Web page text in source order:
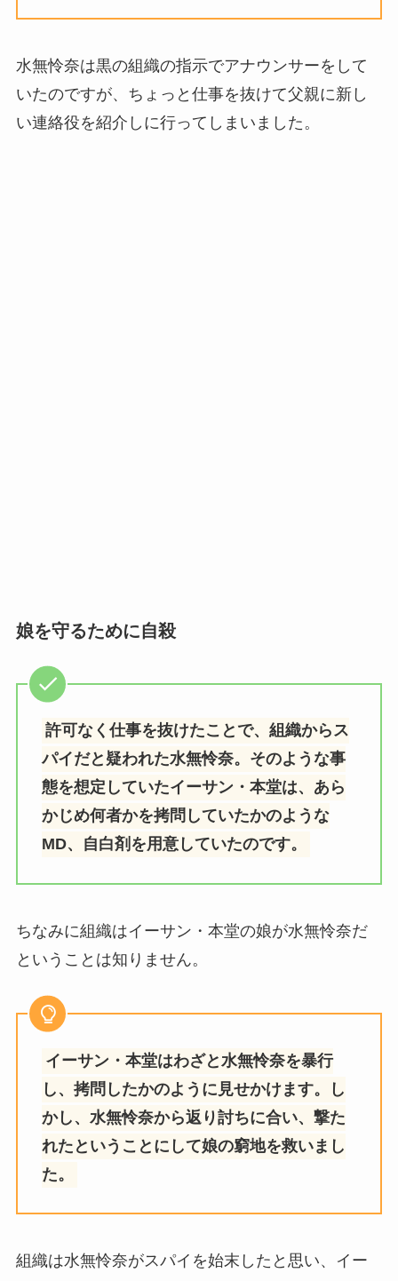
水無怜奈は黒の組織の指示でアナウンサーをして
いたのですが、ちょっと仕事を抜けて父親に新し
い連絡役を紹介しに行ってしまいました。
娘を守るために自殺
許可なく仕事を抜けたことで、組織からス
パイだと疑われた水無怜奈。そのような事
態を想定していたイーサン・本堂は、あら
かじめ何者かを拷問していたかのような
MD、自白剤を用意していたのです。
ちなみに組織はイーサン・本堂の娘が水無怜奈だ
ということは知りません。
イーサン・本堂はわざと水無怜奈を暴行
し、拷問したかのように見せかけます。し
かし、水無怜奈から返り討ちに合い、撃た
れたということにして娘の窮地を救いまし
た。
組織は水無怜奈がスパイを始末したと思い、イー